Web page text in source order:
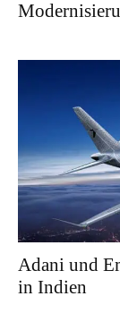
Adani und
in Indien